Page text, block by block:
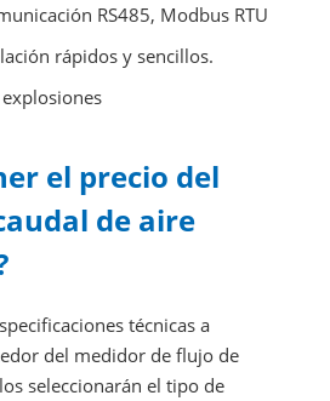
RS485, Modbus RTU
rápidos y sencillos.
el precio del
de aire
técnicas a
del medidor de flujo de
seleccionarán el tipo de